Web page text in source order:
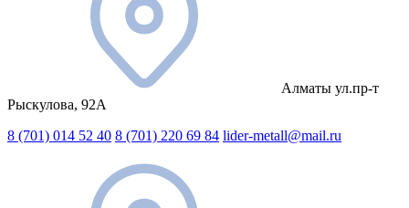
Алматы ул.пр-т
Рыскулова, 92А
8 (701) 014 52 40 8 (701) 220 69 84 lider-metall@mail.ru